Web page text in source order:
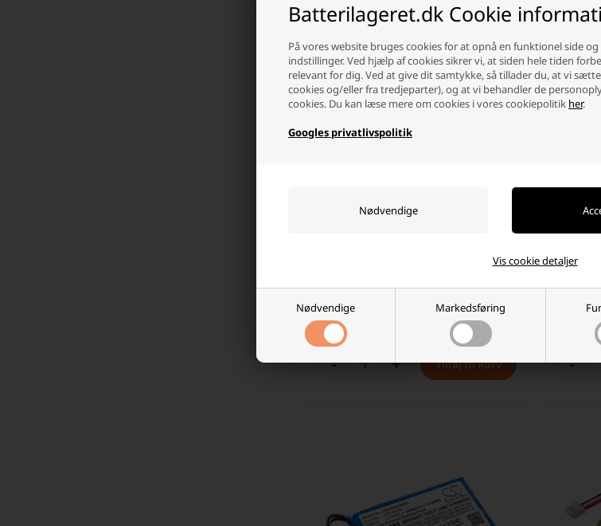
Batterilageret.dk Cookie
På vores website bruges cookies for at opnå en funktionel side
indstillinger. Ved hjælp af cookies sikrer vi, at siden hele tiden
relevant for dig. Ved at give dit samtykke, så tillader du, at vi
cookies og/eller fra tredjeparter), og at vi behandler de
cookies. Du kan læse mere om cookies i vores cookiepolitik her.
Googles privatlivspolitik
Nødvendige Markedsføring
Vis cookie detaljer
På lager
- +
JBL
På
-